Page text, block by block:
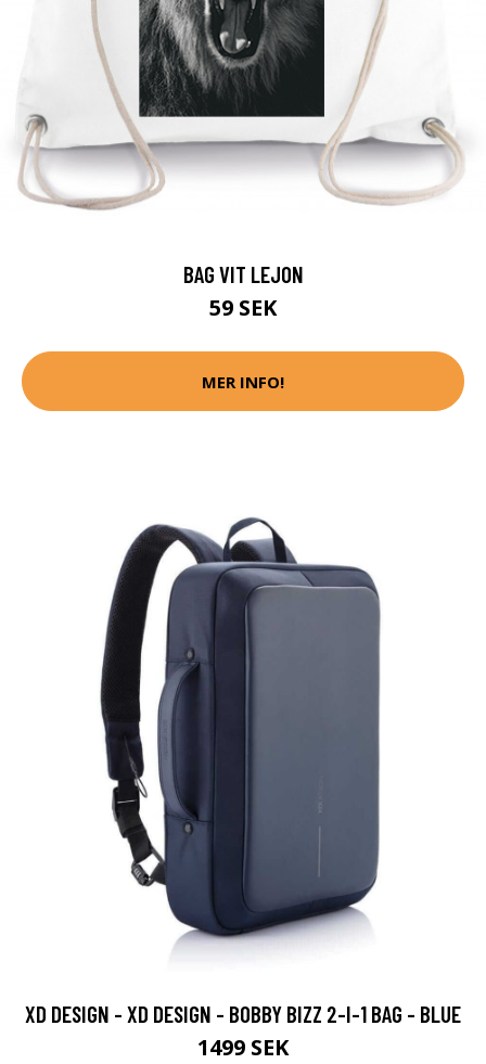
BAG VIT LEJON
59 SEK
MER INFO!
XD DESIGN - XD DESIGN - BOBBY BIZZ 2-I-1 BAG - BLUE
1499 SEK